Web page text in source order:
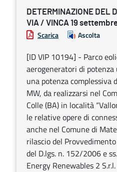
DETERMINAZIONE DEL
VIA / VINCA 19
Scarica Ascolta
[ID VIP 10194] - Parco
aerogeneratori di
una potenza complessiva
MW, da realizzarsi nel
Colle (BA) in località
le relative opere di
anche nel Comune di
rilascio del
del D.lgs. n. 152/2006 e
Energy Renewables 2 S.r.l.